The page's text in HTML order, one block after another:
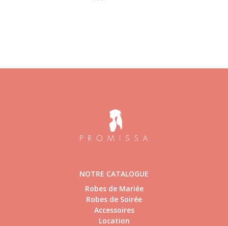
NOTRE CATALOGUE
Robes de Mariée
Robes de Soirée
Accessoires
Location